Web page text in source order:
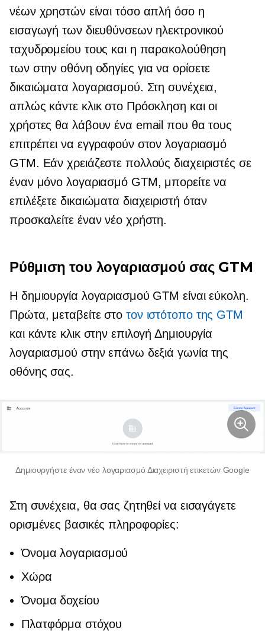
νέων χρηστών είναι τόσο απλή όσο η
εισαγωγή των διευθύνσεων ηλεκτρονικού
ταχυδρομείου τους και η παρακολούθηση
των στην οθόνη οδηγίες για να ορίσετε
δικαιώματα λογαριασμού. Στη συνέχεια,
απλώς κάντε κλικ στο Πρόσκληση και οι
χρήστες θα λάβουν ένα email που θα τους
επιτρέπει να εγγραφούν στον λογαριασμό
GTM. Εάν χρειάζεστε πολλούς διαχειριστές σε
έναν μόνο λογαριασμό GTM, μπορείτε να
επιλέξετε δικαιώματα διαχειριστή όταν
προσκαλείτε έναν νέο χρήστη.
Ρύθμιση του λογαριασμού σας GTM
Η δημιουργία λογαριασμού GTM είναι εύκολη.
Πρώτα, μεταβείτε στο τον ιστότοπο της GTM
και κάντε κλικ στην επιλογή Δημιουργία
λογαριασμού στην επάνω δεξιά γωνία της
οθόνης σας.
Δημιουργήστε έναν νέο λογαριασμό Διαχειριστή ετικετών Google
Στη συνέχεια, θα σας ζητηθεί να εισαγάγετε
ορισμένες βασικές πληροφορίες:
Όνομα λογαριασμού
Χώρα
Όνομα δοχείου
Πλατφόρμα στόχου